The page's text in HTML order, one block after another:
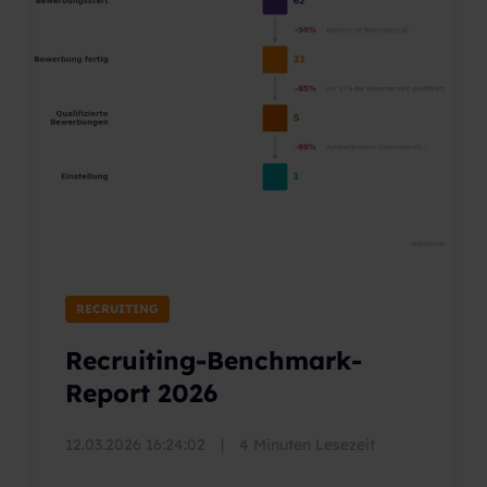
RECRUITING
Recruiting-Benchmark-
Report 2026